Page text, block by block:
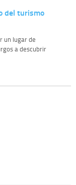
del turismo
un lugar de
a descubrir